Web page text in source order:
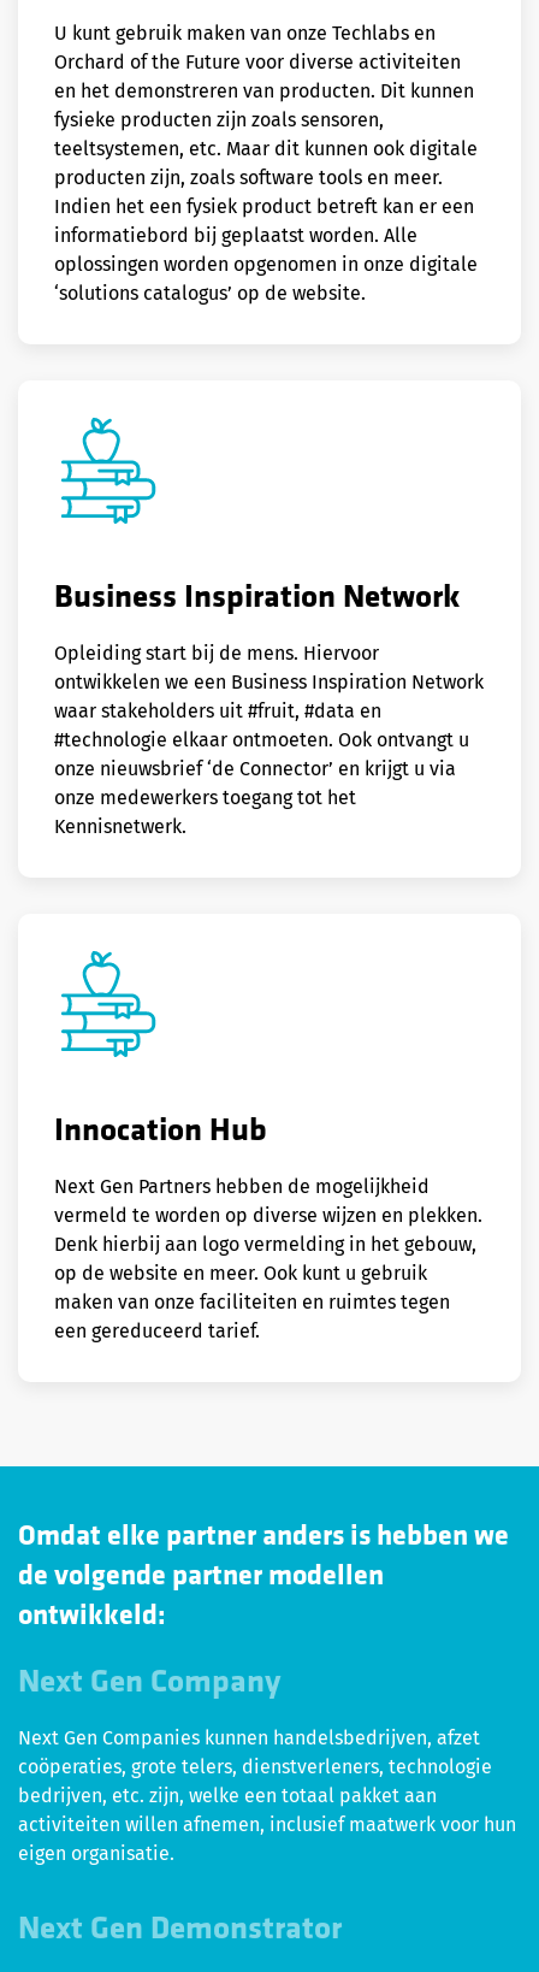
U kunt gebruik maken van onze Techlabs en
Orchard of the Future voor diverse activiteiten
en het demonstreren van producten. Dit kunnen
fysieke producten zijn zoals sensoren,
teeltsystemen, etc. Maar dit kunnen ook digitale
producten zijn, zoals software tools en meer.
Indien het een fysiek product betreft kan er een
informatiebord bij geplaatst worden. Alle
oplossingen worden opgenomen in onze digitale
‘solutions catalogus’ op de website.
Business Inspiration Network
Opleiding start bij de mens. Hiervoor
ontwikkelen we een Business Inspiration Network
waar stakeholders uit #fruit, #data en
#technologie elkaar ontmoeten. Ook ontvangt u
onze nieuwsbrief ‘de Connector’ en krijgt u via
onze medewerkers toegang tot het
Kennisnetwerk.
Innocation Hub
Next Gen Partners hebben de mogelijkheid
vermeld te worden op diverse wijzen en plekken.
Denk hierbij aan logo vermelding in het gebouw,
op de website en meer. Ook kunt u gebruik
maken van onze faciliteiten en ruimtes tegen
een gereduceerd tarief.
Omdat elke partner anders is hebben we
de volgende partner modellen
ontwikkeld:
Next Gen Company
Next Gen Companies kunnen handelsbedrijven, afzet
coöperaties, grote telers, dienstverleners, technologie
bedrijven, etc. zijn, welke een totaal pakket aan
activiteiten willen afnemen, inclusief maatwerk voor hun
eigen organisatie.
Next Gen Demonstrator